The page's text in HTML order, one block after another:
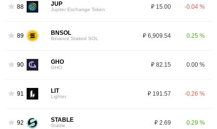
88 JUP
Jupiter Exchange Token ₽ 15.00 -0.04 %
89 BNSOL
Binance Staked SOL ₽ 6,909.54 0.25 %
90 GHO
GHO ₽ 82.15 0.00 %
91 LIT
Lighter ₽ 191.57 -0.26 %
92 STABLE
Stable ₽ 2.69 0.29 %